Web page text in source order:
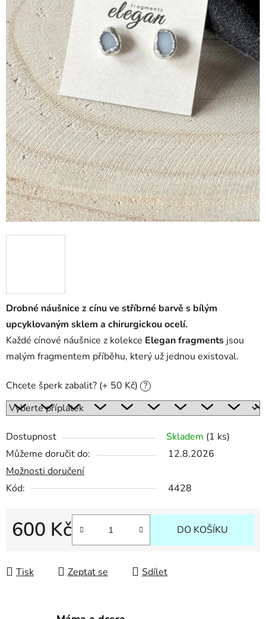
Drobné náušnice z cínu ve stříbrné barvě s bílým
upcyklovaným sklem a chirurgickou ocelí.
Každé cínové náušnice z kolekce Elegan fragments jsou
malým fragmentem příběhu, který už jednou existoval.
Chcete šperk zabalit? (+ 50 Kč) ?
Dostupnost Skladem (1 ks)
Můžeme doručit do:
12.8.2026
Možnosti doručení
Kód:
4428
600 Kč DO KOŠÍKU
Tisk Zeptat se Sdílet